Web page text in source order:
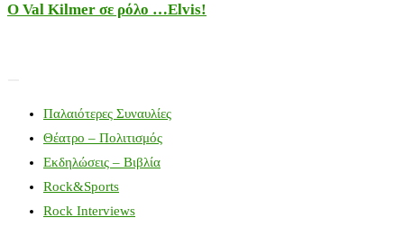
Ο Val Kilmer σε ρόλο …Elvis!
Παλαιότερες Συναυλίες
Θέατρο – Πολιτισμός
Εκδηλώσεις – Βιβλία
Rock&Sports
Rock Interviews